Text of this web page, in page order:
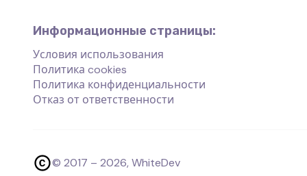
Информационные страницы:
Условия использования
Политика cookies
Политика конфиденциальности
Отказ от ответственности
© 2017 – 2026, WhiteDev